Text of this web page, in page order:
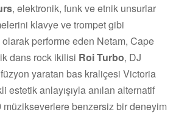
, elektronik, funk ve etnik unsurlar
klavye ve trompet gibi
performe eden Netam, Cape
dans rock ikilisi Roi Turbo, DJ
yaratan bas kraliçesi Victoria
estetik anlayışıyla anılan alternatif
müzikseverlere benzersiz bir deneyim